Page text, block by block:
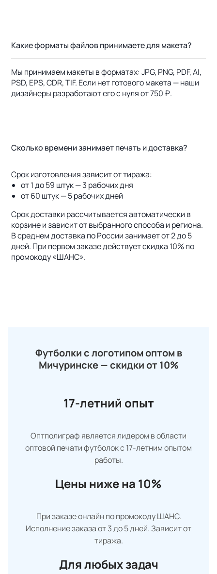
Какие форматы файлов принимаете для макета?
Мы принимаем макеты в форматах: JPG, PNG, PDF, AI,
PSD, EPS, CDR, TIF. Если нет готового макета — наши
дизайнеры разработают его с нуля от 750 ₽.
Сколько времени занимает печать и доставка?
Срок изготовления зависит от тиража:
от 1 до 59 штук — 3 рабочих дня
от 60 штук — 5 рабочих дней
Срок доставки рассчитывается автоматически в
корзине и зависит от выбранного способа и региона.
В среднем доставка по России занимает от 2 до 5
дней. При первом заказе действует скидка 10% по
промокоду «ШАНС».
Футболки с логотипом оптом в
Мичуринске — скидки от 10%
17-летний опыт
Оптполиграф является лидером в области
оптовой печати футболок с 17-летним опытом
работы.
Цены ниже на 10%
При заказе онлайн по промокоду ШАНС.
Исполнение заказа от 3 до 5 дней. Зависит от
тиража.
Для любых задач